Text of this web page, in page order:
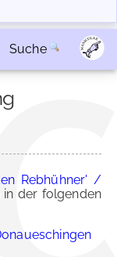
Suche
Rebhühner' /
der folgenden